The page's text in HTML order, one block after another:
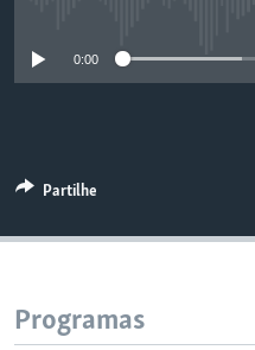
0:00
Partilhe
Programas